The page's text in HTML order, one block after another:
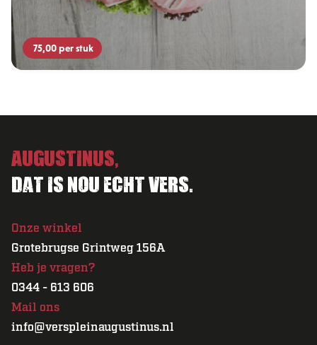
75,00per stuk
Augustinus,
Dat is nou echt vers.
Onze winkel
Grotebrugse Grintweg 156A
Heb je vragen?
0344 - 613 606
Mail ons
info@verspleinaugustinus.nl